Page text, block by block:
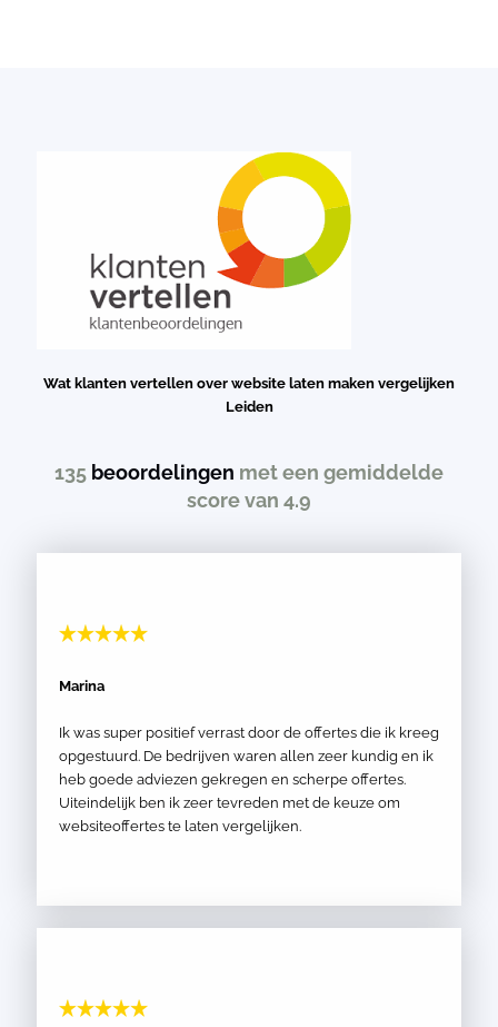
Wat klanten vertellen over website laten maken vergelijken
Leiden
135 beoordelingen met een gemiddelde
score van 4.9
Marina
Ik was super positief verrast door de offertes die ik kreeg
opgestuurd. De bedrijven waren allen zeer kundig en ik
heb goede adviezen gekregen en scherpe offertes.
Uiteindelijk ben ik zeer tevreden met de keuze om
websiteoffertes te laten vergelijken.